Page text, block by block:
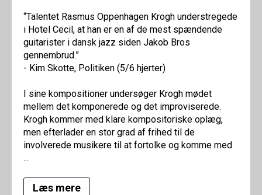
“Talentet Rasmus Oppenhagen Krogh understregede
i Hotel Cecil, at han er en af de mest spændende
guitarister i dansk jazz siden Jakob Bros
gennembrud.”
- Kim Skotte, Politiken (5/6 hjerter)
I sine kompositioner undersøger Krogh mødet
mellem det komponerede og det improviserede.
Krogh kommer med klare kompositoriske oplæg,
men efterlader en stor grad af frihed til de
involverede musikere til at fortolke og komme med
...
Læs mere